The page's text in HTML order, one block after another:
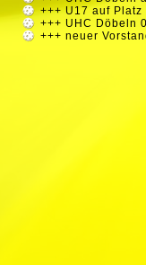
+++ U17 auf
+++ UHC Döbeln
+++ neuer